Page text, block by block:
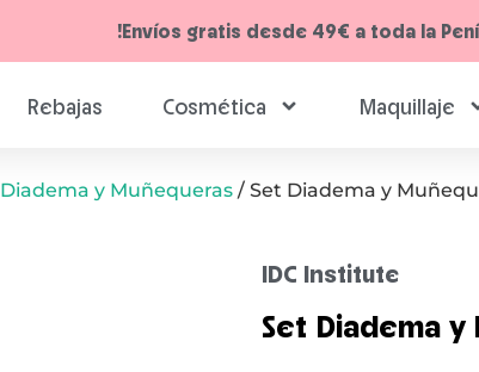
!Envíos gratis desde 49€ a toda la
Rebajas Cosmética Maquillaje
Diadema y Muñequeras / Set Diadema y
IDC Institute
Set Diadema